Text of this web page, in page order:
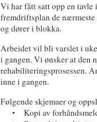
Vi har fått satt opp en tavle
fremdriftsplan de
og dører i blokka.
Arbeidet vil bli varslet i
i gangen. Vi ønsker at den
rehabiliteringsprosessen.
inne i gangen.
Følgende skjemaer og
• Kopi av